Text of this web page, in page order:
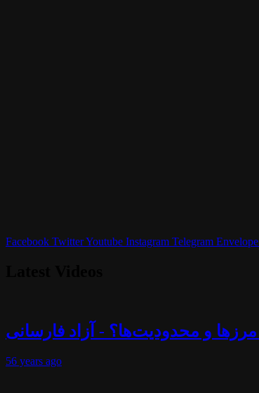
Facebook TwitterYoutube Instagram Telegram Envelope
56 years ago